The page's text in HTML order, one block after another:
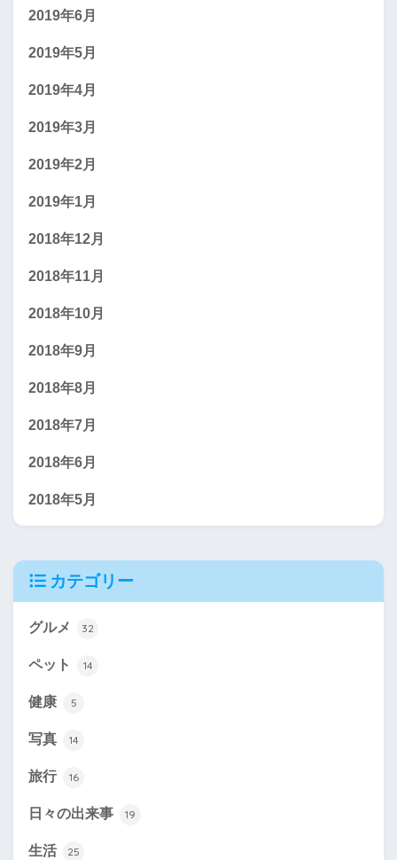
2019年6月
2019年5月
2019年4月
2019年3月
2019年2月
2019年1月
2018年12月
2018年11月
2018年10月
2018年9月
2018年8月
2018年7月
2018年6月
2018年5月
カテゴリー
グルメ 32
ペット 14
健康 5
写真 14
旅行 16
日々の出来事 19
生活 25